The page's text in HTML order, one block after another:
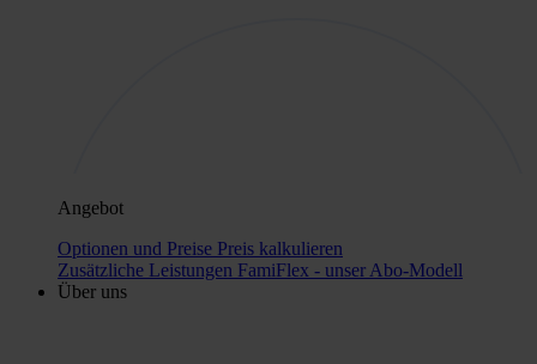
Angebot
Optionen und Preise Preis kalkulieren
Zusätzliche Leistungen FamiFlex - unser Abo-Modell
Über uns